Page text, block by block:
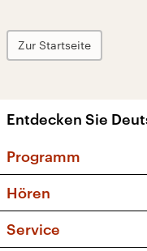
Zur Startseite
Entdecken Sie
Programm
Sendungen
Musikliste
Hören
Service